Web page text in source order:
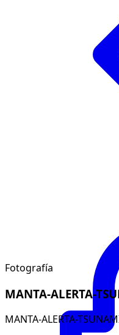
Fotografía
MANTA-ALERTA-
MANTA-ALERTA-